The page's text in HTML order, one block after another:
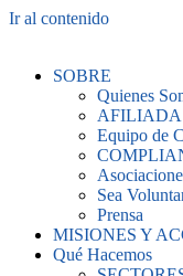
Ir al contenido
SOBRE
Quienes
AFILIADA
Equipo de
Sea
Prensa
MISIONES Y
Qué Hacemos